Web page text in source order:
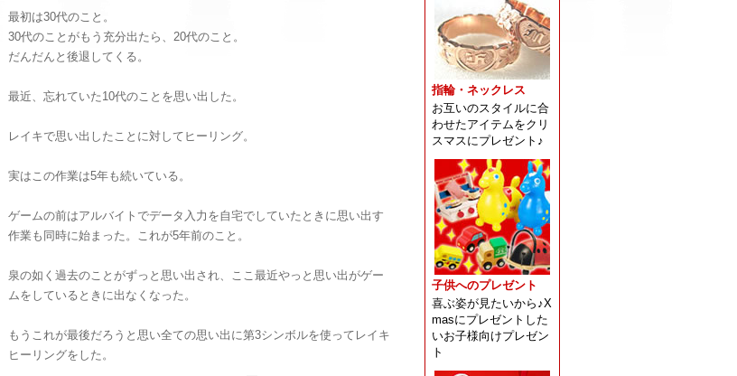
最初は30代のこと。
30代のことがもう充分出たら、20代のこと。
だんだんと後退してくる。
最近、忘れていた10代のことを思い出した。
レイキで思い出したことに対してヒーリング。
実はこの作業は5年も続いている。
ゲームの前はアルバイトでデータ入力を自宅でしていたときに思い出す
作業も同時に始まった。これが5年前のこと。
泉の如く過去のことがずっと思い出され、ここ最近やっと思い出がゲー
ムをしているときに出なくなった。
もうこれが最後だろうと思い全ての思い出に第3シンボルを使ってレイキ
ヒーリングをした。
指輪・ネックレス
お互いのスタイルに合
わせたアイテムをクリ
スマスにプレゼント♪
子供へのプレゼント
喜ぶ姿が見たいから♪X
masにプレゼントした
いお子様向けプレゼン
ト